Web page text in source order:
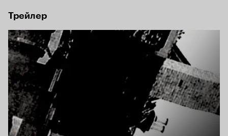
Трейлер